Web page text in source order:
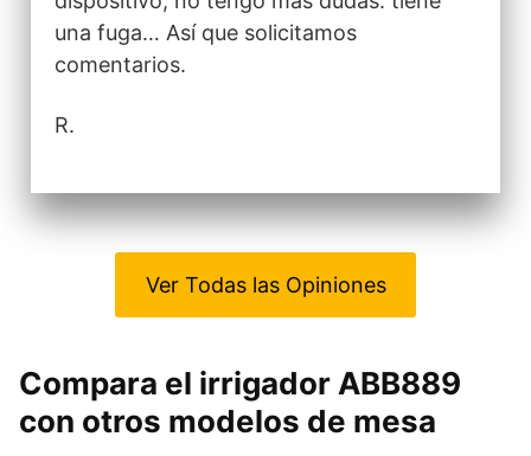
una fuga… Así que solicitamos
comentarios.
R.
Ver Todas las Opiniones
Compara el irrigador ABB889
con otros modelos de mesa